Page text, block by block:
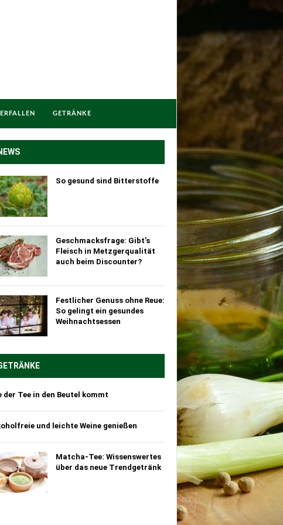
GETRÄNKE
So gesund sind Bitterstoffe
Geschmacksfrage: Gibt’s
Fleisch in Metzgerqualität
auch beim Discounter?
Festlicher Genuss ohne Reue:
So gelingt ein gesundes
Weihnachtsessen
der Tee in den Beutel kommt
und leichte Weine genießen
Matcha-Tee: Wissenswertes
über das neue Trendgetränk